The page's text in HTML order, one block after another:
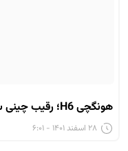
هونگچی H6؛ رقیب چینی سدان های لوکس آلمانی
۲۸ اسفند ۱۴۰۱ - ۶:۰۱